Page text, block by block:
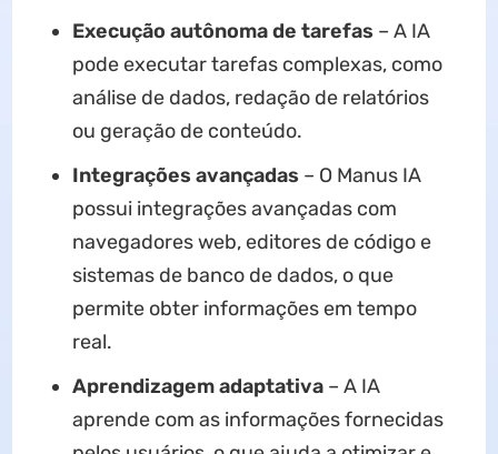
Execução autônoma de tarefas – A IA
pode executar tarefas complexas, como
análise de dados, redação de relatórios
ou geração de conteúdo.
Integrações avançadas – O Manus IA
possui integrações avançadas com
navegadores web, editores de código e
sistemas de banco de dados, o que
permite obter informações em tempo
real.
Aprendizagem adaptativa– A IA
aprende com as informações fornecidas